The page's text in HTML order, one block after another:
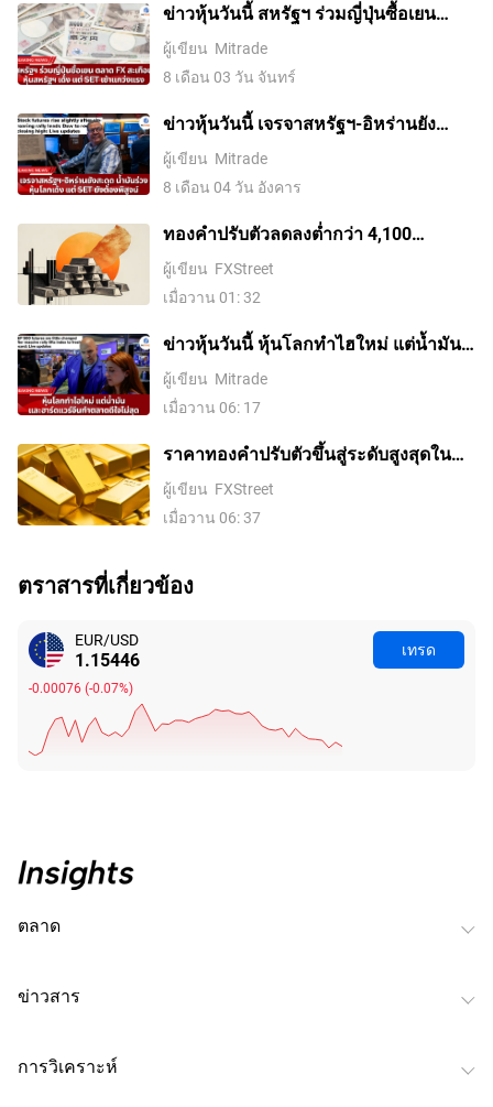
ข่าวหุ้นวันนี้ สหรัฐฯ ร่วมญี่ปุ่นซื้อเยน
ตลาด FX สะเทือน หุ้นสหรัฐฯ เด้ง แต่ SET
เช้าแกว่งแรง
ผู้เขียน Mitrade
8 เดือน 03 วัน จันทร์
ข่าวหุ้นวันนี้ เจรจาสหรัฐฯ-อิหร่านยัง
สะดุด น้ำมันร่วง หุ้นโลกเด้ง แต่ SET ยัง
ต้องพิสูจน์
ผู้เขียน Mitrade
8 เดือน 04 วัน อังคาร
ทองคำปรับตัวลดลงต่ำกว่า 4,100
ดอลลาร์ ขณะที่ตลาดจับตาการเจรจา
ระหว่างสหรัฐฯ กับอิหร่าน
ผู้เขียน FXStreet
เมื่อวาน 01: 32
ข่าวหุ้นวันนี้ หุ้นโลกทำไฮใหม่ แต่น้ำมัน-
ฮาร์ดแวร์จีนทำตลาดดีใจไม่สุด
ผู้เขียน Mitrade
เมื่อวาน 06: 17
ราคาทองคําปรับตัวขึ้นสู่ระดับสูงสุดใน
รอบสองสัปดาห์ ขณะที่ค่าเงินดอลลาร์
สหรัฐอ่อนค่าลงจากความหวังในข้อตกลง
ผู้เขียน FXStreet
เมื่อวาน 06: 37
ตราสารที่เกี่ยวข้อง
EUR/USD
1.15439
-0.00083(-0.07%)
เทรด
ตลาด
ข่าวสาร
การวิเคราะห์